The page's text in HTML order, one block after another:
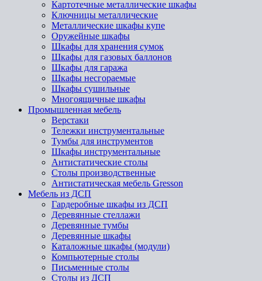
Картотечные металлические шкафы
Ключницы металлические
Металлические шкафы купе
Оружейные шкафы
Шкафы для хранения сумок
Шкафы для газовых баллонов
Шкафы для гаража
Шкафы несгораемые
Шкафы сушильные
Многоящичные шкафы
Промышленная мебель
Верстаки
Тележки инструментальные
Тумбы для инструментов
Шкафы инструментальные
Антистатические столы
Столы производственные
Антистатическая мебель Gresson
Мебель из ДСП
Гардеробные шкафы из ДСП
Деревянные стеллажи
Деревянные тумбы
Деревянные шкафы
Каталожные шкафы (модули)
Компьютерные столы
Письменные столы
Столы из ДСП